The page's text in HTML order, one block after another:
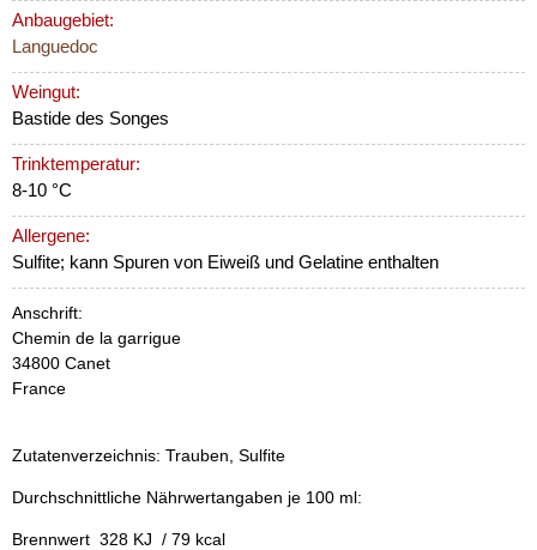
Anbaugebiet:
Languedoc
Weingut:
Bastide des Songes
Trinktemperatur:
8-10 °C
Allergene:
Sulfite; kann Spuren von Eiweiß und Gelatine enthalten
Anschrift:
Chemin de la garrigue
34800 Canet
France
Zutatenverzeichnis: Trauben, Sulfite
Durchschnittliche Nährwertangaben je 100 ml:
Brennwert 328 KJ / 79 kcal